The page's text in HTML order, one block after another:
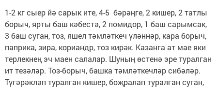
1-2 кг сыер йә сарык ите, 4-5 бәрәңге, 2 кишер, 2 татлы
борыч, ярты баш кәбестә, 2 помидор, 1 баш сарымсак,
3 баш суган, тоз, яшел тәмләткеч үләннәр, кара борыч,
паприка, зира, кориандр, тоз кирәк. Казанга ат мае яки
терлекнең эч маен салалар. Шуның өстенә эре туралган
ит тезәләр. Тоз-борыч, башка тәмләткечләр сибәләр.
Түгәрәкләп туралган кишер, боҗралап туралган суган,